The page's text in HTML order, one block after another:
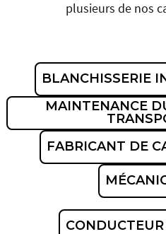
plusieurs de nos
FABRICANT DE
MAINTENANCE
BLANCHISSERIE